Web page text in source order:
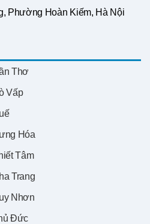
Phường Hoàn Kiếm, Hà Nội
Thơ
Vấp
Hóa
Tâm
Trang
Nhơn
Đức